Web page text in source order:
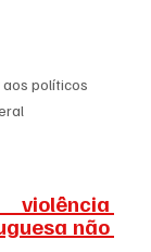
políticos
não